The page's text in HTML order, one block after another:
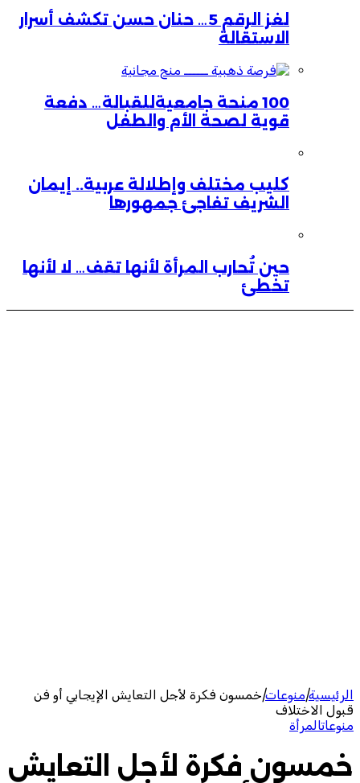
لغز الرقم 5… حنان حسن تكشف أسرار
الاستقالة
100 منحة جامعيةللقبالة… دفعة
قوية لصحة الأم والطفل
كليب مختلف وإطلالة عربية.. إيمان
الشريف تفاجئ جمهورها
حين تُحارب المرأة لأنها تقف… لا لأنها
تخطئ
الرئيسية|منوعات|خمسون فكرة لأجل التعايش الإيجابي أو فن
قبول الاختلاف
منوعاتالمرأة
خمسون فكرة لأجل التعايش